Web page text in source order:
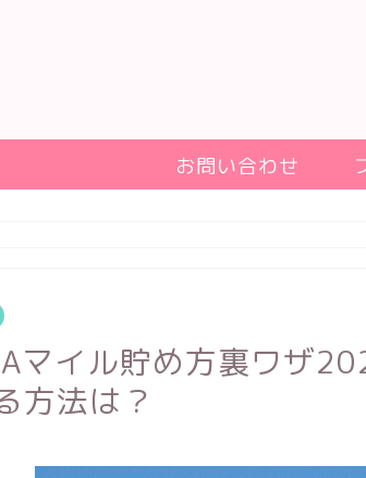
お問い合わせ
マイル貯め方裏ワザ
方法は？